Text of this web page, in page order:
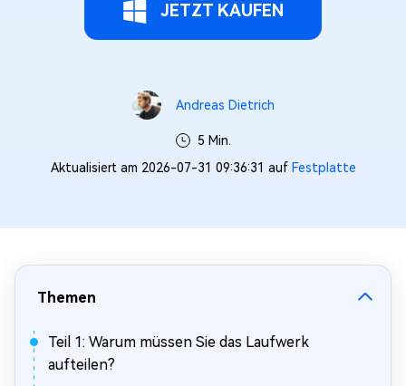
JETZT KAUFEN
Andreas Dietrich
5 Min.
Aktualisiert am 2026-07-31 09:36:31 auf Festplatte
Themen
Teil 1: Warum müssen Sie das Laufwerk
aufteilen?